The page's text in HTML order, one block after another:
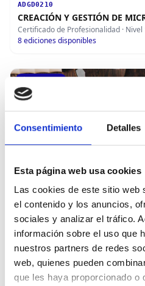
Consentimiento Detalles
Esta página web usa cookies
Las cookies de este sitio web
el contenido y los anuncios,
sociales y analizar el tráfico.
información sobre el uso que
nuestros partners de redes
web, quienes pueden
que les haya proporcionado o
ADGD0210
CREACIÓN Y GESTIÓN DE
Certificado de Profesionalidad · Nivel
8ediciones disponibles
Certificado
IFCD0210
WEB
Certificado de Profesionalidad· Nivel
edición disponible
Certificado